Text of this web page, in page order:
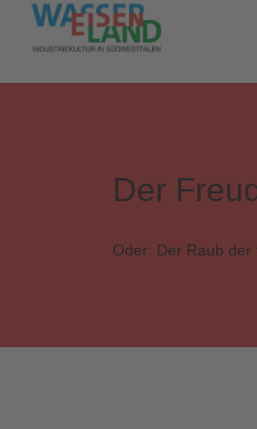
Der
Oder: Der Raub der